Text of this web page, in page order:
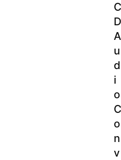
C
D
A
u
d
i
o
C
o
n
v